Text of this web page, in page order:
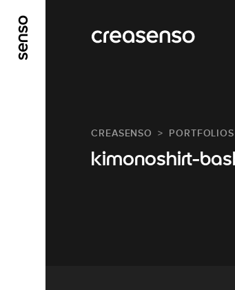
CREASENSO PORTFOLIOS
kimonoshirt-